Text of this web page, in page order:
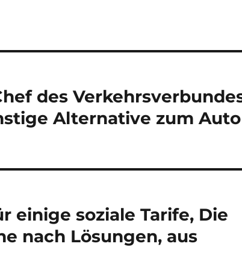
des
Alternative zum Auto
einige soziale Tarife, Die
nach Lösungen, aus